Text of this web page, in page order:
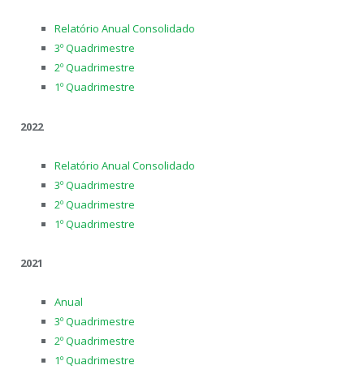
Relatório Anual Consolidado
3º Quadrimestre
2º Quadrimestre
1º Quadrimestre
2022
Relatório Anual Consolidado
3º Quadrimestre
2º Quadrimestre
1º Quadrimestre
2021
Anual
3º Quadrimestre
2º Quadrimestre
1º Quadrimestre